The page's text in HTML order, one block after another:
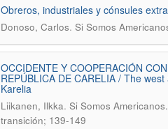
Obreros, industriales y cónsules
Donoso, Carlos. Si Somos
OCCIDENTE Y COOPERACIÓN
REPÚBLICA DE CARELIA / The
Karelia
Liikanen, Ilkka. Si Somos
transición; 139-149